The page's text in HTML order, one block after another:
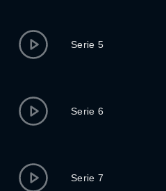
Serie 5
Serie 6
Serie 7